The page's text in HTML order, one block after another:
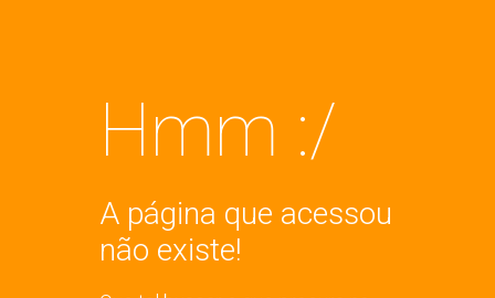
Hmm :/
A página que acessou
não existe!